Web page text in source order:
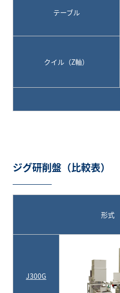
テーブル
クイル（Z軸）
ジグ研削盤（比較表）
形式
J300G